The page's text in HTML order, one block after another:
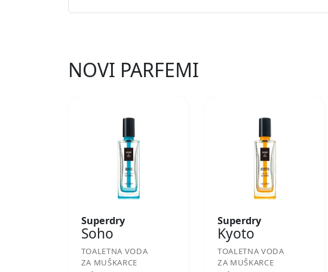
NOVI PARFEMI
Superdry
Soho
TOALETNA VODA
ZA MUŠKARCE
Superdry
Kyoto
TOALETNA VODA
ZA MUŠKARCE